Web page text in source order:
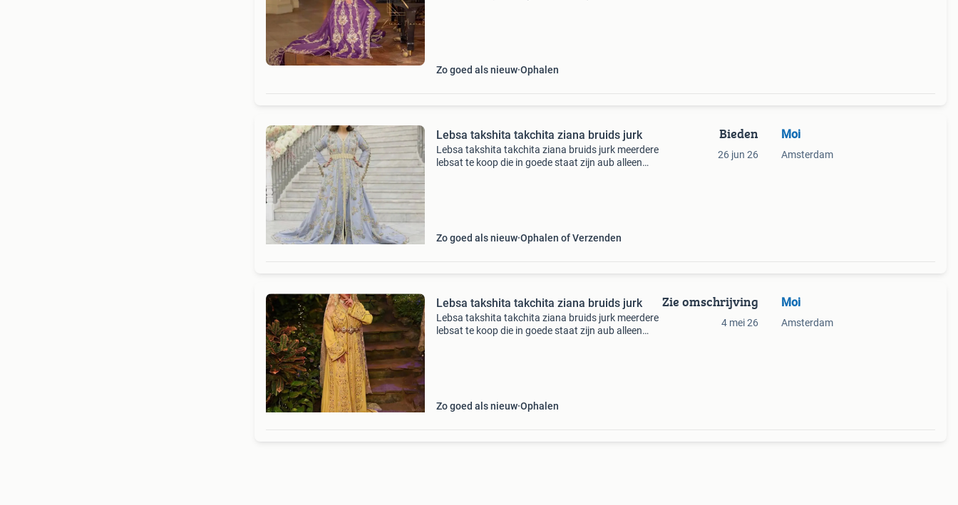
Zo goed als nieuw Ophalen
Lebsa takshita takchita ziana bruids jurk
Lebsa takshita takchita ziana bruids jurk meerdere
lebsat te koop die in goede staat zijn aub alleen
Zo goed als nieuw Ophalen of Verzenden
Bieden
26 jun 26
Moi
Amsterdam
Lebsa takshita takchita ziana bruids jurk
Lebsa takshita takchita ziana bruids jurk meerdere
lebsat te koop die in goede staat zijn aub alleen
Zo goed als nieuw Ophalen
Zie omschrijving
4 mei 26
Moi
Amsterdam